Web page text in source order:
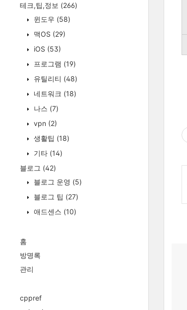
테크,팁,정보 (266)
윈도우 (58)
맥OS (29)
iOS (53)
프로그램 (19)
유틸리티 (48)
네트워크 (18)
나스 (7)
vpn (2)
생활팁 (18)
기타 (14)
블로그 (42)
블로그 운영 (5)
블로그 팁 (27)
애드센스 (10)
홈
방명록
관리
cppref